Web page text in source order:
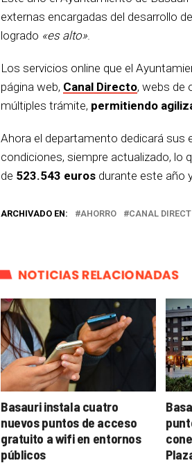
externas encargadas del desarrollo
logrado «es alto»
Los servicios online que el
página web, Canal Directo, webs de
múltiples trámite, permitiendo
Ahora el departamento dedicará
condiciones, siempre actualizado, lo
de 523.543 euros durante este año
ARCHIVADO EN: AHORRO CANAL
NOTICIAS RELACIONADAS
Basauri instala cuatro
nuevos puntos de acceso
gratuito a wifi en entornos
públicos